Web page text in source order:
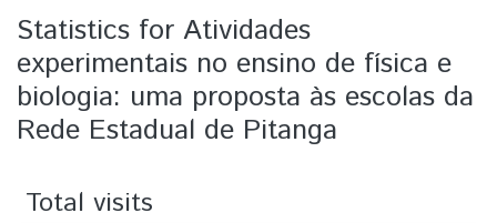
All of DSpace
Statistics for Atividades
experimentais no ensino de física e
biologia: uma proposta às escolas da
Rede Estadual de Pitanga
Total visits